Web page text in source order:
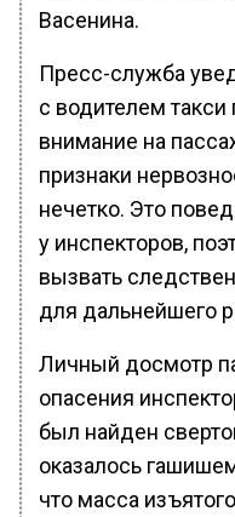
Васенина.
Пресс-служба
с водителем
внимание на
признаки
нечетко. Это
у инспекторов,
вызвать
для дальнейшего
Личный досмотр
опасения
был найден
оказалось
что масса